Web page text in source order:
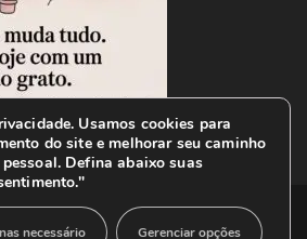
INSPIRADOR. All rights
Usamos cookies para
do site e melhorar seu caminho
Defina abaixo suas
necessário Gerenciar opções